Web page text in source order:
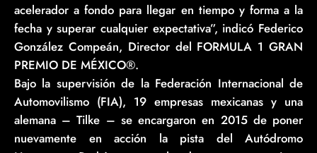
acelerador a fondo para llegar en tiempo y forma a la
fecha y superar cualquier expectativa”, indicó Federico
González Compeán, Director del FORMULA 1 GRAN
PREMIO DE MÉXICO®.
Bajo la supervisión de la Federación Internacional de
Automovilismo (FIA), 19 empresas mexicanas y una
alemana – Tilke – se encargaron en 2015 de poner
nuevamente en acción la pista del Autódromo